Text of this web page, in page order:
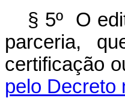
§ 5º O
parceria,
certificação
pelo Decreto